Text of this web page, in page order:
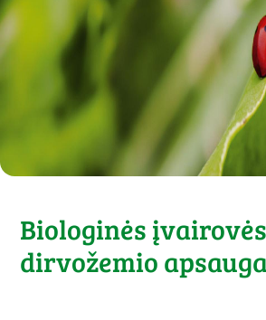
Biologinės
dirvožemio